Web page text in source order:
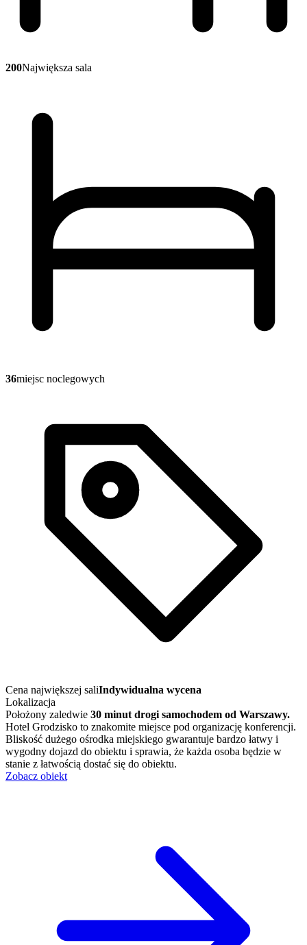
200Największa sala
36miejsc noclegowych
Cena największej saliIndywidualna wycena
Lokalizacja
Położony zaledwie 30 minut drogi samochodem od Warszawy.
Hotel Grodzisko to znakomite miejsce pod organizację konferencji.
Bliskość dużego ośrodka miejskiego gwarantuje bardzo łatwy i
wygodny dojazd do obiektu i sprawia, że każda osoba będzie w
stanie z łatwością dostać się do obiektu.
Zobacz obiekt